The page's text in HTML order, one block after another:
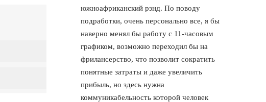
южноафриканский рэнд. По поводу
подработки, очень персонально все, я бы
наверно менял бы работу с 11-часовым
графиком, возможно переходил бы на
фрилансерство, что позволит сократить
понятные затраты и даже увеличить
прибыль, но здесь нужна
коммуникабельность которой человек